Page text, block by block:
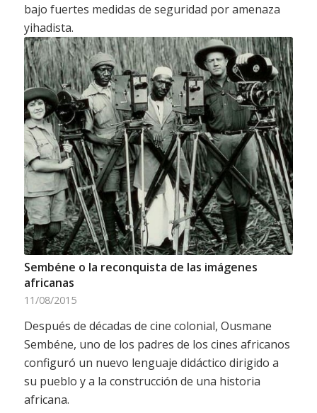
bajo fuertes medidas de seguridad por amenaza
yihadista.
Sembéne o la reconquista de las imágenes
africanas
11/08/2015
Después de décadas de cine colonial, Ousmane
Sembéne, uno de los padres de los cines africanos
configuró un nuevo lenguaje didáctico dirigido a
su pueblo y a la construcción de una historia
africana.